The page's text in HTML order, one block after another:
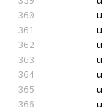
        u
        u
        u
        u
        u
        u
        u